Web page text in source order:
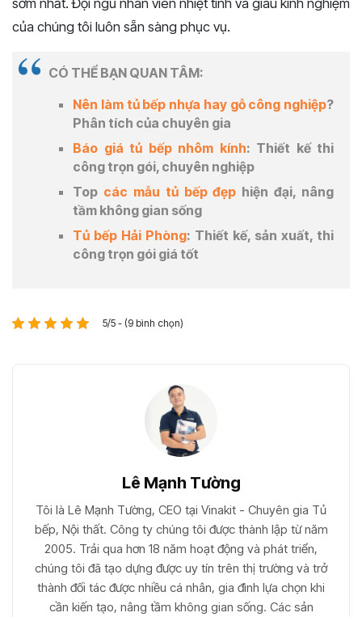
sớm nhất. Đội ngũ nhân viên nhiệt tình và giàu kinh nghiệm
của chúng tôi luôn sẵn sàng phục vụ.
CÓ THỂ BẠN QUAN TÂM:
Nên làm tủ bếp nhựa hay gỗ công nghiệp?
Phân tích của chuyên gia
Báo giá tủ bếp nhôm kính: Thiết kế thi
công trọn gói, chuyên nghiệp
Top các mẫu tủ bếp đẹp hiện đại, nâng
tầm không gian sống
Tủ bếp Hải Phòng: Thiết kế, sản xuất, thi
công trọn gói giá tốt
5/5 - (9 bình chọn)
Lê Mạnh Tường
Tôi là Lê Mạnh Tường, CEO tại Vinakit - Chuyên gia Tủ
bếp, Nội thất. Công ty chúng tôi được thành lập từ năm
2005. Trải qua hơn 18 năm hoạt động và phát triển,
chúng tôi đã tạo dựng được uy tín trên thị trường và trở
thành đối tác được nhiều cá nhân, gia đình lựa chọn khi
cần kiến tạo, nâng tầm không gian sống. Các sản